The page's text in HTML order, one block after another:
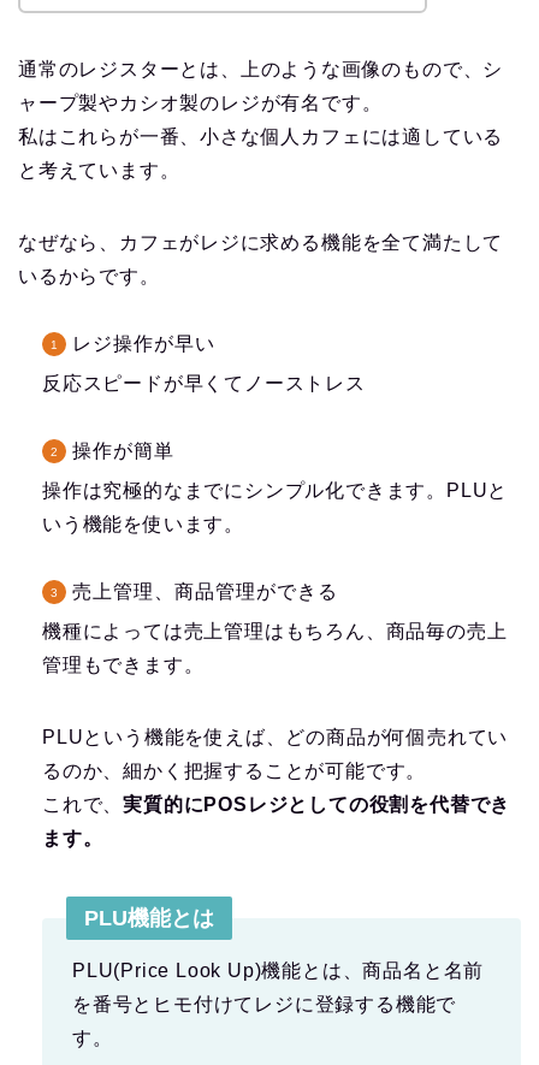
通常のレジスターとは、上のような画像のもので、シ
ャープ製やカシオ製のレジが有名です。
私はこれらが一番、小さな個人カフェには適している
と考えています。
なぜなら、カフェがレジに求める機能を全て満たして
いるからです。
レジ操作が早い
反応スピードが早くてノーストレス
操作が簡単
操作は究極的なまでにシンプル化できます。PLUと
いう機能を使います。
売上管理、商品管理ができる
機種によっては売上管理はもちろん、商品毎の売上
管理もできます。
PLUという機能を使えば、どの商品が何個売れてい
るのか、細かく把握することが可能です。
これで、実質的にPOSレジとしての役割を代替でき
ます。
PLU機能とは
PLU(Price Look Up)機能とは、商品名と名前
を番号とヒモ付けてレジに登録する機能で
す。